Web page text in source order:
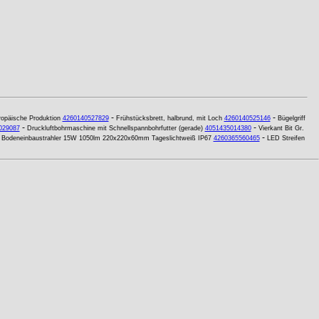
Produktion 4260140527829- Frühstücksbrett, halbrund, mit Loch 4260140525146- Bügelgriff
- Druckluftbohrmaschine mit Schnellspannbohrfutter (gerade) 4051435014380- Vierkant Bit Gr.
Bodeneinbaustrahler 15W 1050lm 220x220x60mm Tageslichtweiß IP67 4260365560465- LED Streifen